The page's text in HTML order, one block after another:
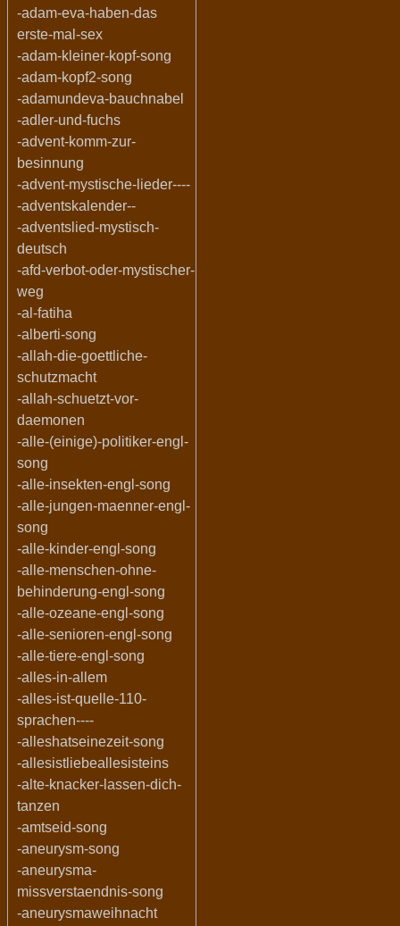
-adam-eva-haben-das
erste-mal-sex
-adam-kleiner-kopf-song
-adam-kopf2-song
-adamundeva-bauchnabel
-adler-und-fuchs
-advent-komm-zur-
besinnung
-advent-mystische-lieder----
-adventskalender--
-adventslied-mystisch-
deutsch
-afd-verbot-oder-mystischer-
weg
-al-fatiha
-alberti-song
-allah-die-goettliche-
schutzmacht
-allah-schuetzt-vor-
daemonen
-alle-(einige)-politiker-engl-
song
-alle-insekten-engl-song
-alle-jungen-maenner-engl-
song
-alle-kinder-engl-song
-alle-menschen-ohne-
behinderung-engl-song
-alle-ozeane-engl-song
-alle-senioren-engl-song
-alle-tiere-engl-song
-alles-in-allem
-alles-ist-quelle-110-
sprachen----
-alleshatseinezeit-song
-allesistliebeallesisteins
-alte-knacker-lassen-dich-
tanzen
-amtseid-song
-aneurysm-song
-aneurysma-
missverstaendnis-song
-aneurysmaweihnacht